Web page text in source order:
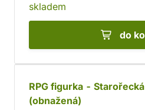
skladem
do
RPG figurka -
(obnažená)